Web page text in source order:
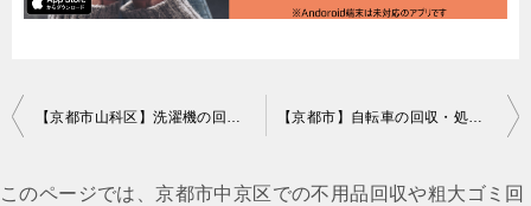
投
ナ
【京都市山科区】洗濯機の回収・処分ご依頼 お客様の声 【京都市】自転車の回収・処分ご依頼 お客様の声
このページでは、京都市中京区での不用品回収や粗大ゴミ回